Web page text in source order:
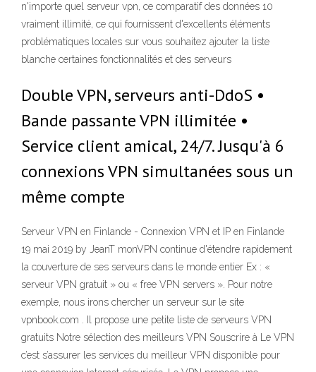
n'importe quel serveur vpn, ce comparatif des données 10
vraiment illimité, ce qui fournissent d'excellents éléments
problématiques locales sur vous souhaitez ajouter la liste
blanche certaines fonctionnalités et des serveurs
Double VPN, serveurs anti-DdoS •
Bande passante VPN illimitée •
Service client amical, 24/7. Jusqu'à 6
connexions VPN simultanées sous un
même compte
Serveur VPN en Finlande - Connexion VPN et IP en Finlande
19 mai 2019 by JeanT monVPN continue d'étendre rapidement
la couverture de ses serveurs dans le monde entier Ex : «
serveur VPN gratuit » ou « free VPN servers ». Pour notre
exemple, nous irons chercher un serveur sur le site
vpnbook.com . Il propose une petite liste de serveurs VPN
gratuits Notre sélection des meilleurs VPN Souscrire à Le VPN
c’est s’assurer les services du meilleur VPN disponible pour